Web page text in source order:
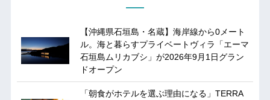
【沖縄県石垣島・名蔵】海岸線から0メート
ル。海と暮らすプライベートヴィラ「エーマ
石垣島ムリカブシ」が2026年9月1日グラン
ドオープン
「朝食がホテルを選ぶ理由になる」TERRA